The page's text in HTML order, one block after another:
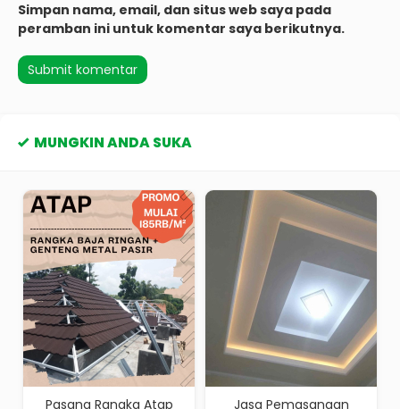
Simpan nama, email, dan situs web saya pada
peramban ini untuk komentar saya berikutnya.
MUNGKIN ANDA SUKA
Pasang Rangka Atap
Jasa Pemasangan